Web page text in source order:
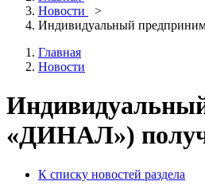
Новости
>
Индивидуальный
Главная
Новости
«ДИНАЛ»)
К списку новостей раздела